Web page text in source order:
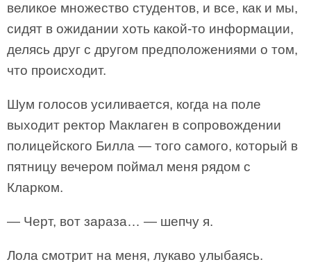
великое множество студентов, и все, как и мы,
сидят в ожидании хоть какой-то информации,
делясь друг с другом предположениями о том,
что происходит.
Шум голосов усиливается, когда на поле
выходит ректор Маклаген в сопровождении
полицейского Билла — того самого, который в
пятницу вечером поймал меня рядом с
Кларком.
— Черт, вот зараза… — шепчу я.
Лола смотрит на меня, лукаво улыбаясь.